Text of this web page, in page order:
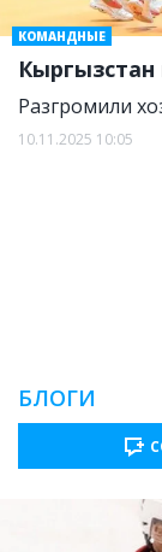
Разгромили
10.11.2025 10:05
КОМАНДНЫЕ
БЛОГИ